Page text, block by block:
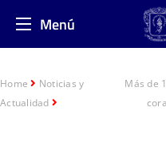
Menú
Home
Noticias y
Actualidad
Más de